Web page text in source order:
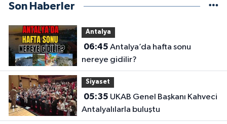
Son Haberler
Antalya
06:45
nereye gidilir?
Siyaset
05:35
Antalyalılarla buluştu